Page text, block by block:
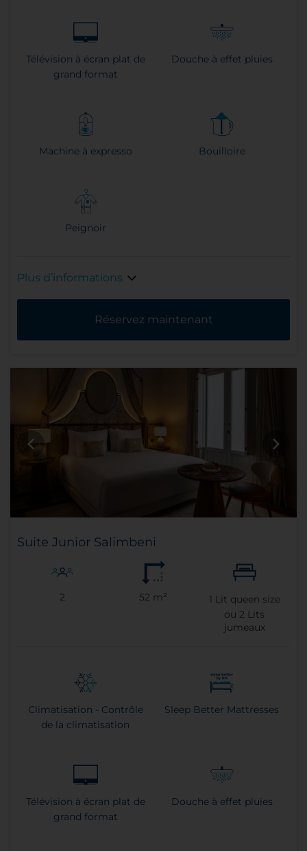
Télévision à écran plat de
grand format
Douche à effet pluies
Machine à expresso Bouilloire
Peignoir
Plus d’informations
Réservez maintenant
Suite Junior Salimbeni
2 52 m² 1 Lit queen size
ou 2 Lits
jumeaux
Climatisation - Contrôle
de la climatisation
Sleep Better Mattresses
Télévision à écran plat de
grand format
Douche à effet pluies